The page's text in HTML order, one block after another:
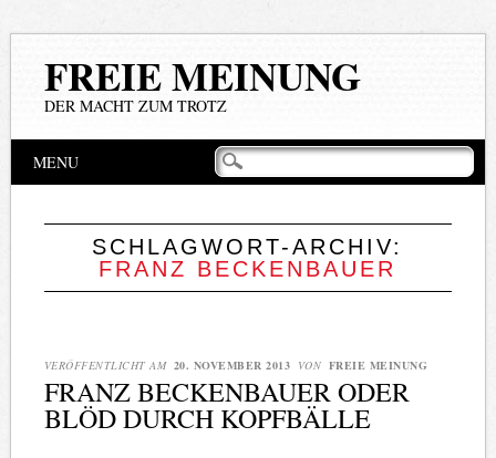
FREIE MEINUNG
DER MACHT ZUM TROTZ
Hauptmenü
Inhalt
MENU
SCHLAGWORT-ARCHIV:
FRANZ BECKENBAUER
VERÖFFENTLICHT AM 20. NOVEMBER 2013 VON FREIE MEINUNG
FRANZ BECKENBAUER ODER
BLÖD DURCH KOPFBÄLLE